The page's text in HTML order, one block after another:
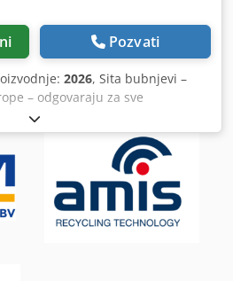
Pozvati
2026, Sita bubnjevi –
– odgovaraju za sve
Nudimo sita bubnjeve
kompatibilne sa sledećim
314 / SM 414 / SM 518 / SM 618 /
Terra Select T4 – T7, Komptech
Cribus, Pronar, Terex,
tipove. Tehničke
prema vašim